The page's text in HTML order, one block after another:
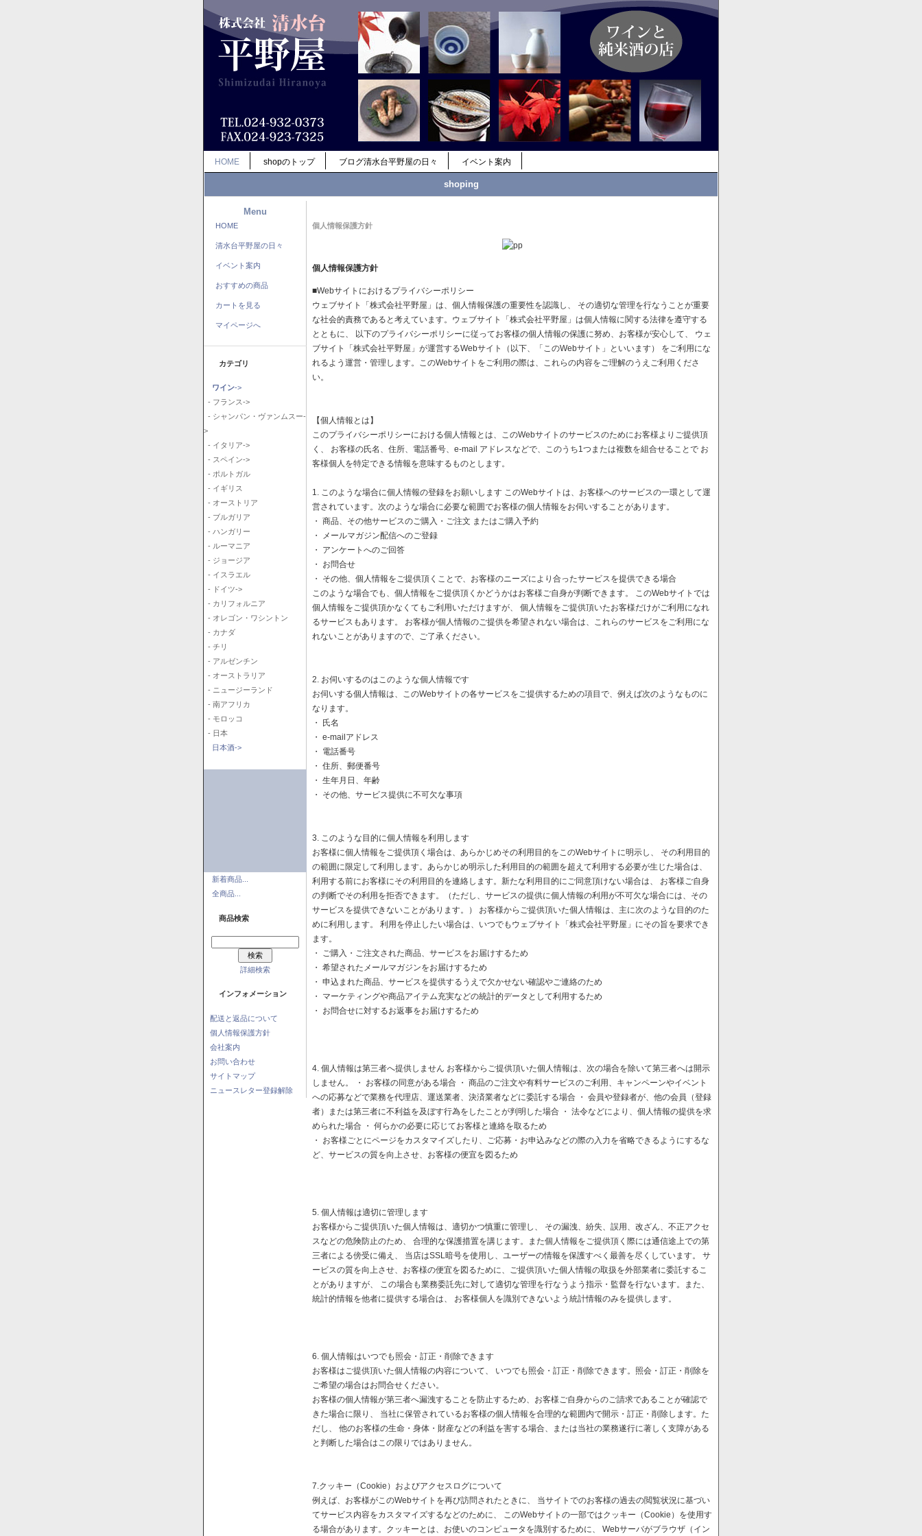
HOME shopのトップ ブログ清水台平野屋の日々 イベント案内
shoping
Menu
HOME
清水台平野屋の日々
イベント案内
おすすめの商品
カートを見る
マイページへ
カテゴリ
ワイン->
- フランス->
- シャンパン・ヴァンムスー-
>
- イタリア->
- スペイン->
- ポルトガル
- イギリス
- オーストリア
- ブルガリア
- ハンガリー
- ルーマニア
- ジョージア
- イスラエル
- ドイツ->
- カリフォルニア
- オレゴン・ワシントン
- カナダ
- チリ
- アルゼンチン
- オーストラリア
- ニュージーランド
- 南アフリカ
- モロッコ
- 日本
日本酒->
新着商品...
全商品...
商品検索
詳細検索
インフォメーション
配送と返品について
個人情報保護方針
会社案内
お問い合わせ
サイトマップ
ニュースレター登録解除
個人情報保護方針
個人情報保護方針
■Webサイトにおけるプライバシーポリシー
ウェブサイト「株式会社平野屋」は、個人情報保護の重要性を認識し、 その適切な管理を行なうことが重要
な社会的責務であると考えています。ウェブサイト「株式会社平野屋」は個人情報に関する法律を遵守する
とともに、 以下のプライバシーポリシーに従ってお客様の個人情報の保護に努め、お客様が安心して、 ウェ
ブサイト「株式会社平野屋」が運営するWebサイト（以下、「このWebサイト」といいます） をご利用にな
れるよう運営・管理します。このWebサイトをご利用の際は、これらの内容をご理解のうえご利用くださ
い。
【個人情報とは】
このプライバシーポリシーにおける個人情報とは、このWebサイトのサービスのためにお客様よりご提供頂
く、 お客様の氏名、住所、電話番号、e-mail アドレスなどで、このうち1つまたは複数を組合せることで お
客様個人を特定できる情報を意味するものとします。
1. このような場合に個人情報の登録をお願いします このWebサイトは、お客様へのサービスの一環として運
営されています。次のような場合に必要な範囲でお客様の個人情報をお伺いすることがあります。
・ 商品、その他サービスのご購入・ご注文 またはご購入予約
・ メールマガジン配信へのご登録
・ アンケートへのご回答
・ お問合せ
・ その他、個人情報をご提供頂くことで、お客様のニーズにより合ったサービスを提供できる場合
このような場合でも、個人情報をご提供頂くかどうかはお客様ご自身が判断できます。 このWebサイトでは
個人情報をご提供頂かなくてもご利用いただけますが、 個人情報をご提供頂いたお客様だけがご利用になれ
るサービスもあります。 お客様が個人情報のご提供を希望されない場合は、これらのサービスをご利用にな
れないことがありますので、ご了承ください。
2. お伺いするのはこのような個人情報です
お伺いする個人情報は、このWebサイトの各サービスをご提供するための項目で、例えば次のようなものに
なります。
・ 氏名
・ e-mailアドレス
・ 電話番号
・ 住所、郵便番号
・ 生年月日、年齢
・ その他、サービス提供に不可欠な事項
3. このような目的に個人情報を利用します
お客様に個人情報をご提供頂く場合は、あらかじめその利用目的をこのWebサイトに明示し、 その利用目的
の範囲に限定して利用します。あらかじめ明示した利用目的の範囲を超えて利用する必要が生じた場合は、
利用する前にお客様にその利用目的を連絡します。新たな利用目的にご同意頂けない場合は、 お客様ご自身
の判断でその利用を拒否できます。（ただし、サービスの提供に個人情報の利用が不可欠な場合には、その
サービスを提供できないことがあります。） お客様からご提供頂いた個人情報は、主に次のような目的のた
めに利用します。 利用を停止したい場合は、いつでもウェブサイト「株式会社平野屋」にその旨を要求でき
ます。
・ ご購入・ご注文された商品、サービスをお届けするため
・ 希望されたメールマガジンをお届けするため
・ 申込まれた商品、サービスを提供するうえで欠かせない確認やご連絡のため
・ マーケティングや商品アイテム充実などの統計的データとして利用するため
・ お問合せに対するお返事をお届けするため
4. 個人情報は第三者へ提供しません お客様からご提供頂いた個人情報は、次の場合を除いて第三者へは開示
しません。 ・ お客様の同意がある場合 ・ 商品のご注文や有料サービスのご利用、キャンペーンやイベント
への応募などで業務を代理店、運送業者、決済業者などに委託する場合 ・ 会員や登録者が、他の会員（登録
者）または第三者に不利益を及ぼす行為をしたことが判明した場合 ・ 法令などにより、個人情報の提供を求
められた場合 ・ 何らかの必要に応じてお客様と連絡を取るため
・ お客様ごとにページをカスタマイズしたり、ご応募・お申込みなどの際の入力を省略できるようにするな
ど、サービスの質を向上させ、お客様の便宜を図るため
5. 個人情報は適切に管理します
お客様からご提供頂いた個人情報は、適切かつ慎重に管理し、 その漏洩、紛失、誤用、改ざん、不正アクセ
スなどの危険防止のため、 合理的な保護措置を講じます。また個人情報をご提供頂く際には通信途上での第
三者による傍受に備え、 当店はSSL暗号を使用し、ユーザーの情報を保護すべく最善を尽くしています。 サ
ービスの質を向上させ、お客様の便宜を図るために、ご提供頂いた個人情報の取扱を外部業者に委託するこ
とがありますが、 この場合も業務委託先に対して適切な管理を行なうよう指示・監督を行ないます。また、
統計的情報を他者に提供する場合は、 お客様個人を識別できないよう統計情報のみを提供します。
6. 個人情報はいつでも照会・訂正・削除できます
お客様はご提供頂いた個人情報の内容について、 いつでも照会・訂正・削除できます。照会・訂正・削除を
ご希望の場合はお問合せください。
お客様の個人情報が第三者へ漏洩することを防止するため、お客様ご自身からのご請求であることが確認で
きた場合に限り、 当社に保管されているお客様の個人情報を合理的な範囲内で開示・訂正・削除します。た
だし、 他のお客様の生命・身体・財産などの利益を害する場合、または当社の業務遂行に著しく支障がある
と判断した場合はこの限りではありません。
7.クッキー（Cookie）およびアクセスログについて
例えば、お客様がこのWebサイトを再び訪問されたときに、 当サイトでのお客様の過去の閲覧状況に基づい
てサービス内容をカスタマイズするなどのために、 このWebサイトの一部ではクッキー（Cookie）を使用す
る場合があります。クッキーとは、お使いのコンピュータを識別するために、 Webサーバがブラウザ（イン